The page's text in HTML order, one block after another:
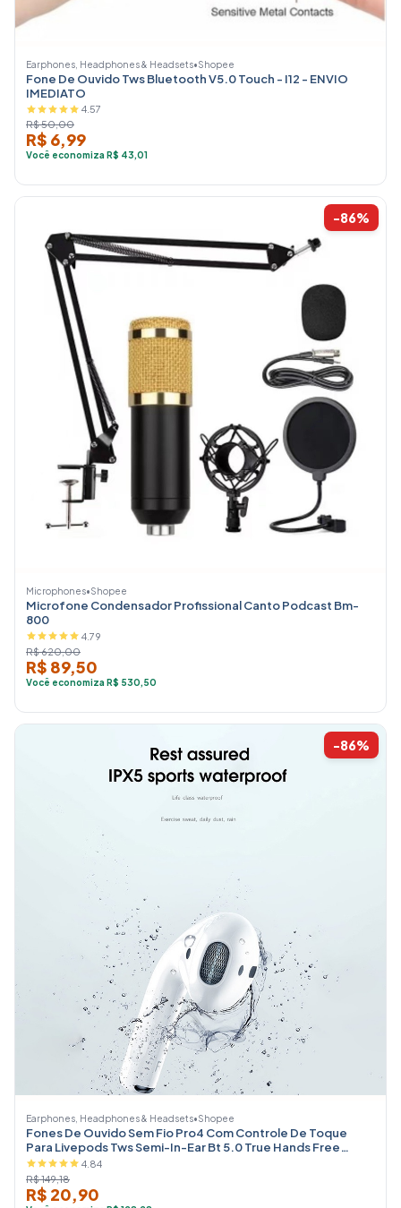
Earphones, Headphones & Headsets•Shopee
Fone De Ouvido Tws Bluetooth V5.0 Touch - I12 - ENVIO
IMEDIATO
4.57
R$ 50,00
R$ 6,99
Você economiza R$ 43,01
-86%
Microphones•Shopee
Microfone Condensador Profissional Canto Podcast Bm-
800
4.79
R$ 620,00
R$ 89,50
Você economiza R$ 530,50
-86%
Earphones, Headphones & Headsets•Shopee
Fones De Ouvido Sem Fio Pro4 Com Controle De Toque
Para Livepods Tws Semi-In-Ear Bt 5.0 True Hands Free
Calling
4.84
R$ 149,18
R$ 20,90